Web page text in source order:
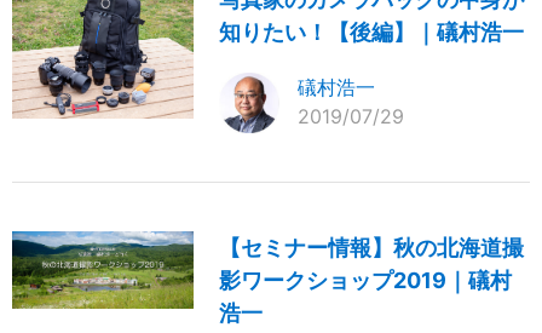
知りたい！【後編】｜礒村浩一
礒村浩一
2019/07/29
【セミナー情報】秋の北海道撮
影ワークショップ2019｜礒村
浩一